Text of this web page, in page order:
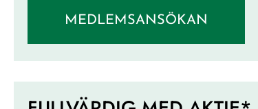
MEDLEMSANSÖKAN